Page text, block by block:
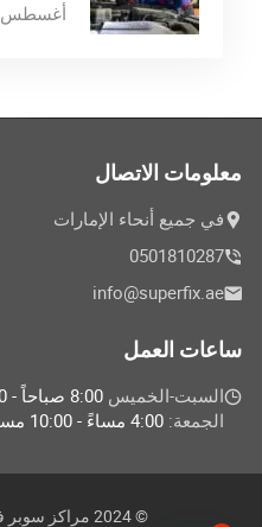
أغسطس 20, 2024
معلومات الاتصال
في جميع أنحاء الإمارات
0501810287
info@superfix.ae
ساعات العمل
السبت-الخميس 8:00 صباحاً - 11:00 مساءً
الجمعة: 4:00 مساءً - 10:00 مساءً
© 2024 مراكز سوبر فيكس أوتو سنتر 2024 ,